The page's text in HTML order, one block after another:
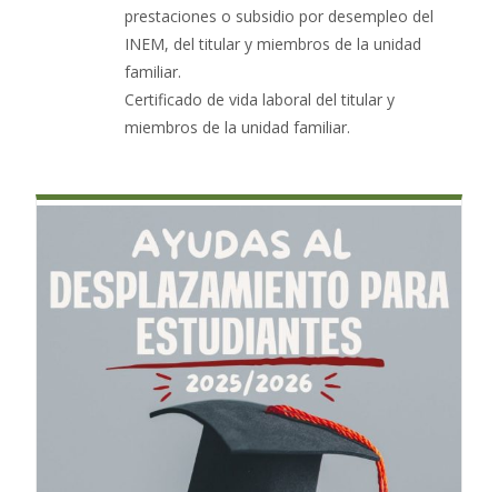
prestaciones o subsidio por desempleo del
INEM, del titular y miembros de la unidad
familiar.
Certificado de vida laboral del titular y
miembros de la unidad familiar.